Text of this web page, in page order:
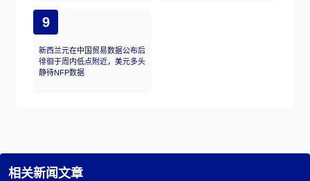
9
新西兰元在中国贸易数据公布后
徘徊于周内低点附近，美元多头
静待NFP数据
相关新闻文章